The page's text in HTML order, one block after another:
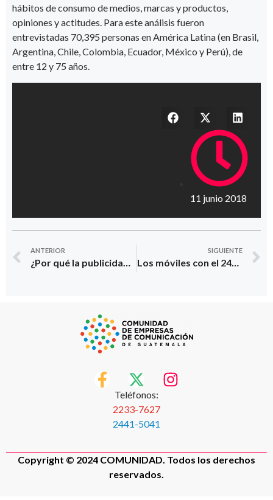
hábitos de consumo de medios, marcas y productos,
opiniones y actitudes. Para este análisis fueron
entrevistadas 70,395 personas en América Latina (en Brasil,
Argentina, Chile, Colombia, Ecuador, México y Perú), de
entre 12 y 75 años.
11 junio 2018
ANTERIOR
¿Por qué la publicidad que conmueve es efectiva?
SIGUIENTE
Los móviles con el 24% del consumo de medios
Teléfonos:
2233-7627
2441-5041
Copyright © 2024 COMUNIDAD. Todos los derechos
reservados.